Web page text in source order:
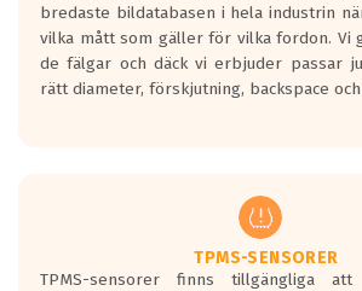
bredaste bildatabasen i hela industrin
vilka mått som gäller för vilka fordon. Vi
de fälgar och däck vi erbjuder passar
rätt diameter, förskjutning, backspace
TPMS-SENSORER
TPMS-sensorer finns tillgängliga